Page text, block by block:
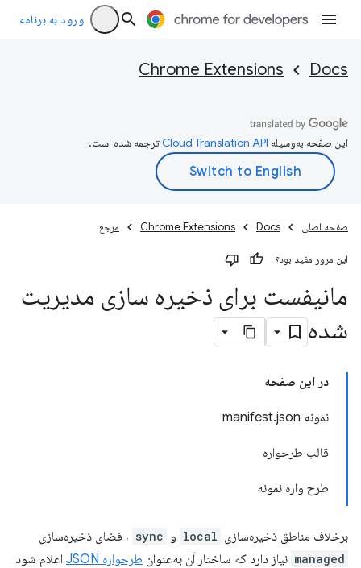
ورود به برنامه
Docs
Chrome Extensions
این صفحه به‌وسیله ترجمه شده است.
صفحه اصلی Docs
Chrome Extensions مرجع
این مرور مفید بود؟
مانیفست برای ذخیره سازی مدیریت
شده
در این صفحه
نمونه manifest.json
قالب طرحواره
طرح واره نمونه
برخلاف مناطق ذخیره‌سازی local و sync ، فضای ذخیره‌سازی
managed نیاز دارد که ساختار آن به‌عنوان طرحواره JSON
اعلام شود